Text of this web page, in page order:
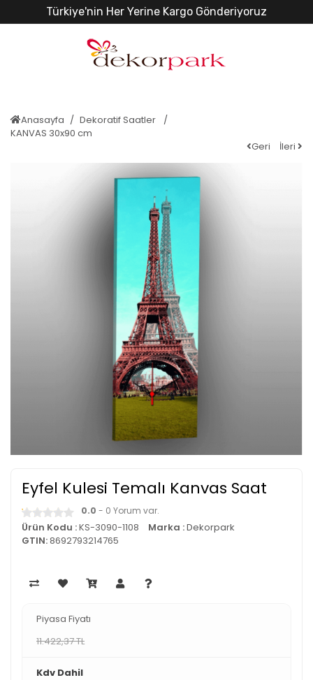
Türkiye'nin Her Yerine Kargo Gönderiyoruz
Anasayfa
Dekoratif Saatler
KANVAS 30x90 cm
Geri
İleri
Eyfel Kulesi Temalı Kanvas Saat
0.0 - 0 Yorum var.
Ürün Kodu :KS-3090-1108 Marka :Dekorpark
GTIN:8692793214765
Piyasa Fiyatı
11.422,37 TL
Kdv Dahil